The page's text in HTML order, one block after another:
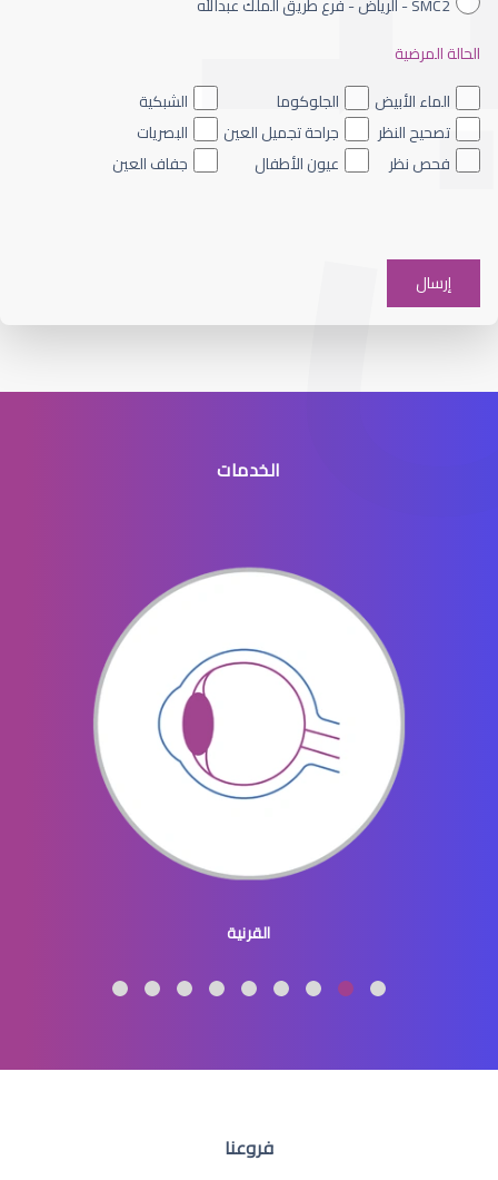
طبيب عيون الرياض
افضل طبيب عيون جنوب الرياض
افضل دكتور عيون في النسيم
طبيب عيون اطفال
SMC2 - الرياض - فرع طريق الملك عبدالله
الحالة المرضية
الماء الأبيض
الجلوكوما
الشبكية
تصحيح النظر
جراحة تجميل العين
البصريات
فحص نظر
عيون الأطفال جفاف العين
الخدمات
القرنية
فروعنا